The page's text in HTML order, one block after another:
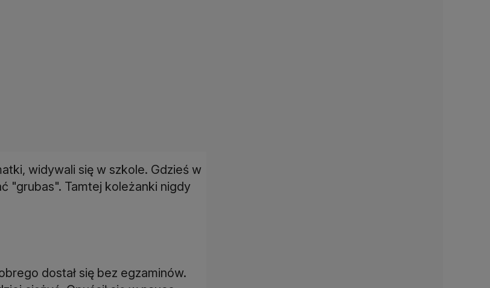
widywali się w szkole. Gdzieś w
"grubas". Tamtej koleżanki nigdy
dostał się bez egzaminów.